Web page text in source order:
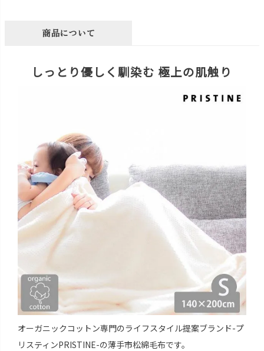
商品について
しっとり優しく馴染む 極上の肌触り
オーガニックコットン専門のライフスタイル提案ブランド-プ
リスティンPRISTINE-の薄手市松綿毛布です。